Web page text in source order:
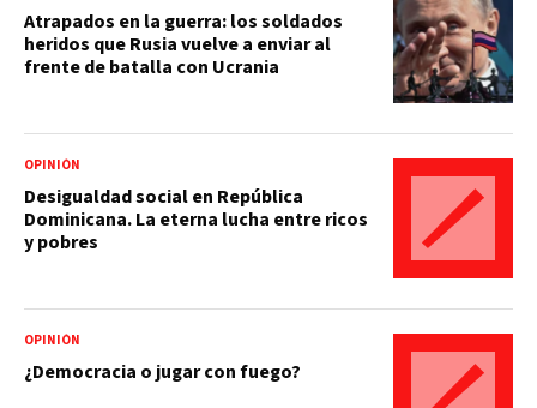
Atrapados en la guerra: los soldados
heridos que Rusia vuelve a enviar al
frente de batalla con Ucrania
OPINIÓN
Desigualdad social en República
Dominicana. La eterna lucha entre ricos
y pobres
OPINIÓN
¿Democracia o jugar con fuego?